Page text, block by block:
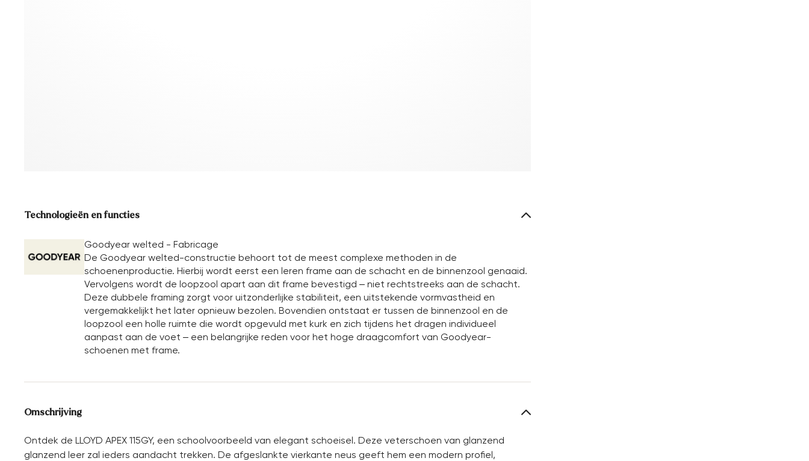
Technologieën en functies
Goodyear welted - Fabricage
De Goodyear welted-constructie behoort tot de meest complexe methoden in de
schoenenproductie. Hierbij wordt eerst een leren frame aan de schacht en de binnenzool genaaid.
Vervolgens wordt de loopzool apart aan dit frame bevestigd – niet rechtstreeks aan de schacht.
Deze dubbele framing zorgt voor uitzonderlijke stabiliteit, een uitstekende vormvastheid en
vergemakkelijkt het later opnieuw bezolen. Bovendien ontstaat er tussen de binnenzool en de
loopzool een holle ruimte die wordt opgevuld met kurk en zich tijdens het dragen individueel
aanpast aan de voet – een belangrijke reden voor het hoge draagcomfort van Goodyear-
schoenen met frame.
Omschrijving
Ontdek de LLOYD APEX 115GY, een schoolvoorbeeld van elegant schoeisel. Deze veterschoen van glanzend
glanzend leer zal ieders aandacht trekken. De afgeslankte vierkante neus geeft hem een modern profiel,